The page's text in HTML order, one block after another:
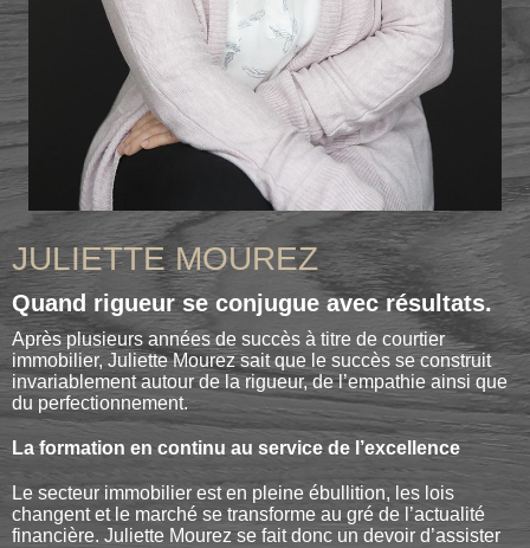
JULIETTE MOUREZ
Quand rigueur se conjugue avec résultats.
Après plusieurs années de succès à titre de courtier
immobilier, Juliette Mourez sait que le succès se construit
invariablement autour de la rigueur, de l’empathie ainsi que
du perfectionnement.
La formation en continu au service de l’excellence
Le secteur immobilier est en pleine ébullition, les lois
changent et le marché se transforme au gré de l’actualité
financière. Juliette Mourez se fait donc un devoir d’assister